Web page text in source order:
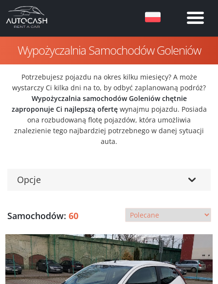
Wypożyczalnia Samochodów Goleniów
Potrzebujesz pojazdu na okres kilku miesięcy? A może
wystarczy Ci kilka dni na to, by odbyć zaplanowaną podróż?
Wypożyczalnia samochodów Goleniów chętnie
zaproponuje Ci najlepszą ofertęwynajmu pojazdu. Posiada
ona rozbudowaną flotę pojazdów, która umożliwia
znalezienie tego najbardziej potrzebnego w danej sytuacji
auta.
Opcje
Samochodów: 60